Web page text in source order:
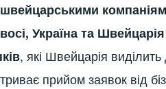
швейцарськими
Україна та
, які Швейцарія
прийом заявок від